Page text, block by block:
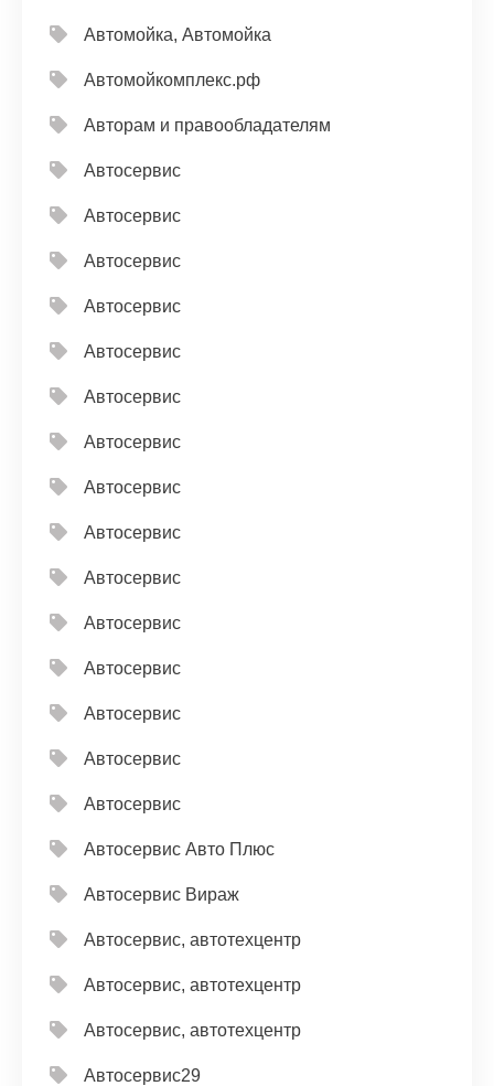
Автомойка, Автомойка
Автомойкомплекс.рф
Авторам и правообладателям
Автосервис
Автосервис
Автосервис
Автосервис
Автосервис
Автосервис
Автосервис
Автосервис
Автосервис
Автосервис
Автосервис
Автосервис
Автосервис
Автосервис
Автосервис
Автосервис Авто Плюс
Автосервис Вираж
Автосервис, автотехцентр
Автосервис, автотехцентр
Автосервис, автотехцентр
Автосервис29